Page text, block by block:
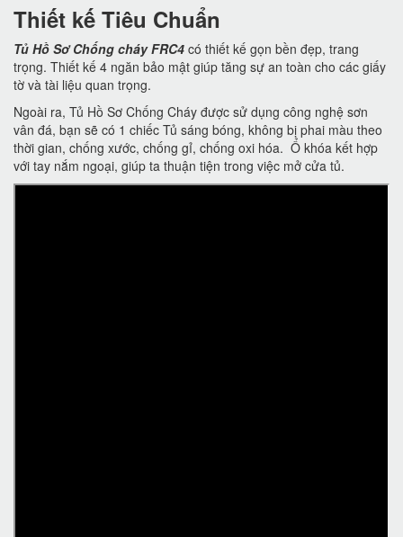
Thiết kế Tiêu Chuẩn
Tủ Hồ Sơ Chống cháy FRC4 có thiết kế gọn bền đẹp, trang
trọng. Thiết kế 4 ngăn bảo mật giúp tăng sự an toàn cho các giấy
tờ và tài liệu quan trọng.
Ngoài ra, Tủ Hồ Sơ Chống Cháy được sử dụng công nghệ sơn
vân đá, bạn sẽ có 1 chiếc Tủ sáng bóng, không bị phai màu theo
thời gian, chống xước, chống gỉ, chống oxi hóa. Ổ khóa kết hợp
với tay nắm ngoại, giúp ta thuận tiện trong việc mở cửa tủ.